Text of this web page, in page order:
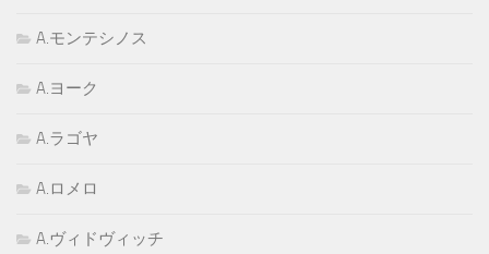
A.モンテシノス
A.ヨーク
A.ラゴヤ
A.ロメロ
A.ヴィドヴィッチ